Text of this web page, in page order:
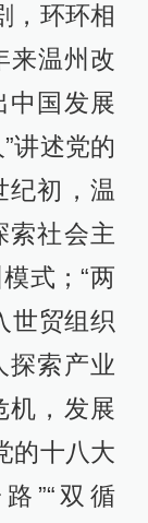
，环环相
来温州改
中国发展
讲述党的
纪初，温
索社会主
式；“两
世贸组织
探索产业
机，发展
的十八大
”“双循